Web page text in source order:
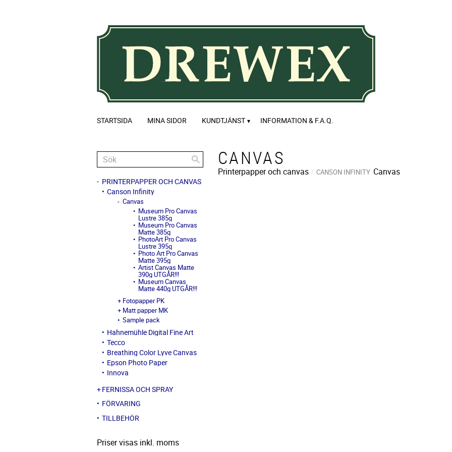
STARTSIDA MINA SIDOR KUNDTJÄNST INFORMATION & F.A.Q.
CANVAS
Printerpapper och canvas CANSON INFINITY Canvas
PRINTERPAPPER OCH CANVAS
Canson Infinity
Canvas
Museum Pro Canvas
Lustre 385g
Museum Pro Canvas
Matte 385g
PhotoArt Pro Canvas
Lustre 395g
Photo Art Pro Canvas
Matte 395g
Artist Canvas Matte
390g UTGÅR!!!
Museum Canvas
Matte 440g UTGÅR!!!
Fotopapper PK
Matt papper MK
Sample pack
Hahnemühle Digital Fine Art
Tecco
Breathing Color Lyve Canvas
Epson Photo Paper
Innova
FERNISSA OCH SPRAY
FÖRVARING
TILLBEHÖR
Priser visas inkl. moms